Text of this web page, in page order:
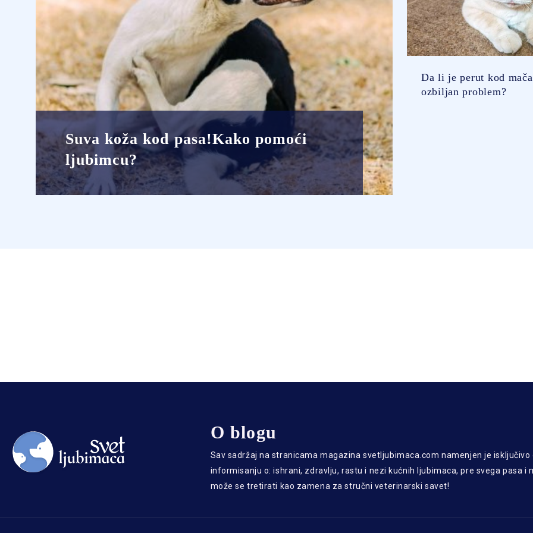
Suva koža kod pasa!Kako pomoći
ljubimcu?
Da li je perut kod
ozbiljan problem?
O blogu
Sav sadržaj na stranicama magazina svetljubimaca.com namenjen je
informisanju o: ishrani, zdravlju, rastu i nezi kućnih ljubimaca, pre svega pasa i
može se tretirati kao zamena za stručni veterinarski savet!